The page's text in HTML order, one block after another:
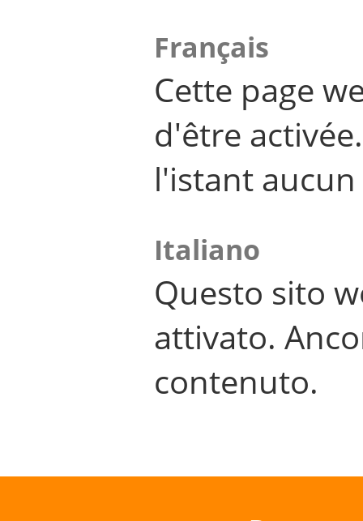
Français
Cette page
d'être
l'istant
Italiano
Questo sito
attivato.
contenuto.